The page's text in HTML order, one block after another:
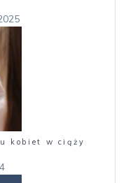
kobiet w ciąży